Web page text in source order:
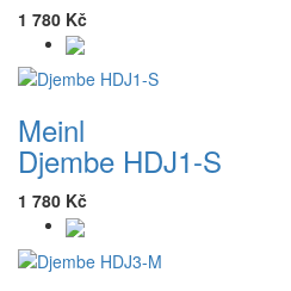
1 780 Kč
Meinl
Djembe HDJ1-S
1 780 Kč